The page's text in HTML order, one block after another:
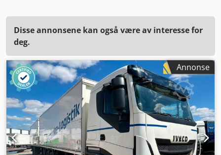
Disse annonsene kan også være av interesse for
deg.
Annonse